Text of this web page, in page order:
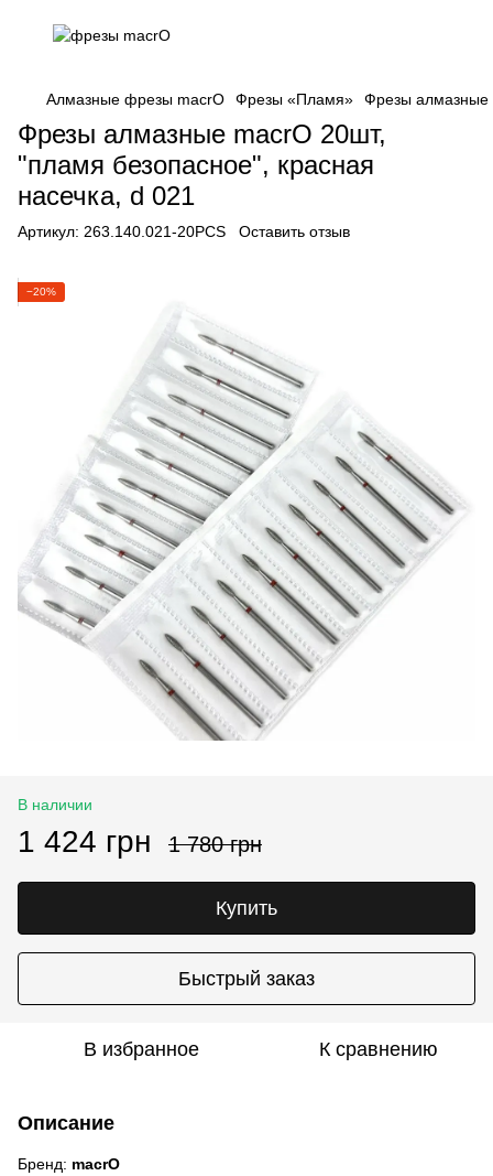
Алмазные фрезы macrO Фрезы «Пламя» Фрезы алмазные
Фрезы алмазные macrO 20шт,
"пламя безопасное", красная
насечка, d 021
Артикул: 263.140.021-20PCS Оставить отзыв
−20%
В наличии
1 424 грн 1 780 грн
Купить
Быстрый заказ
В избранное К сравнению
Описание
Бренд: macrO